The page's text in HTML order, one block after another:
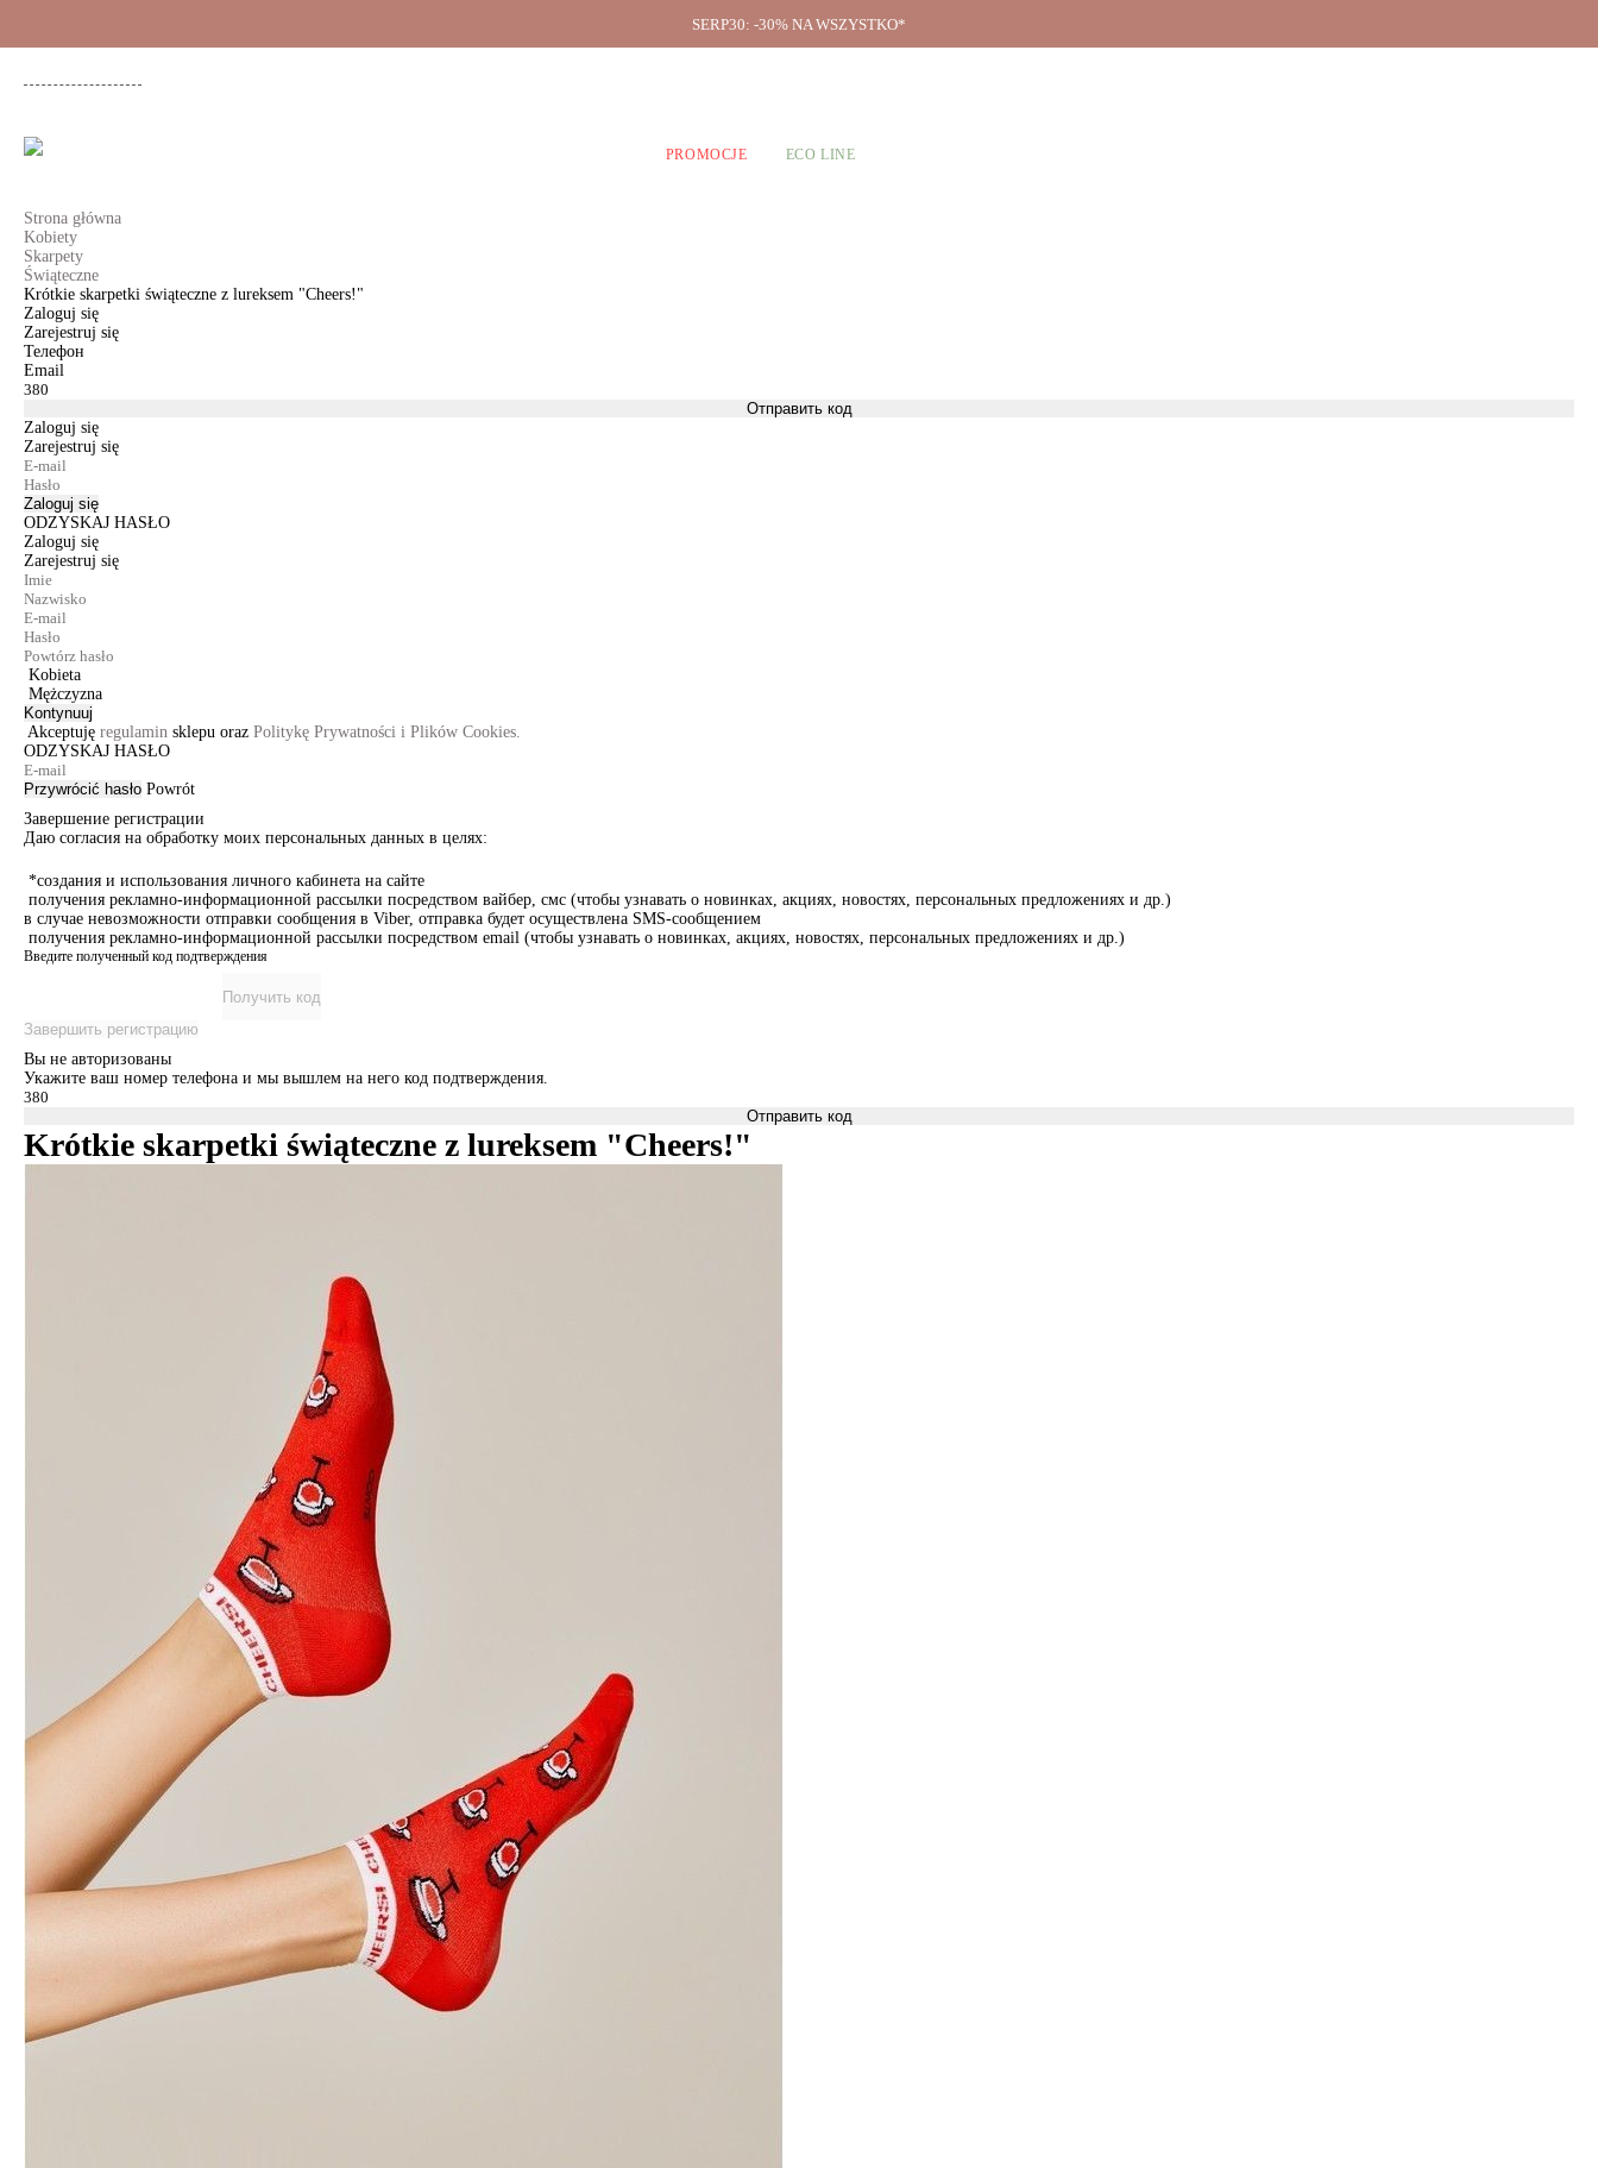
SERP30: -30% NA WSZYSTKO*
PROMOCJE ECO LINE
Strona główna
Kobiety
Skarpety
Świąteczne
Krótkie skarpetki świąteczne z lureksem "Cheers!"
Zaloguj się
Zarejestruj się
Телефон
Email
Отправить код
Zaloguj się
Zarejestruj się
Zaloguj się
ODZYSKAJ HASŁO
Zaloguj się
Zarejestruj się
Kobieta
Mężczyzna
Kontynuuj
Akceptuję regulamin sklepu oraz Politykę Prywatności i Plików Cookies.
ODZYSKAJ HASŁO
Przywrócić hasło Powrót
Завершение регистрации
Даю согласия на обработку моих персональных данных в целях:
*создания и использования личного кабинета на сайте
получения рекламно-информационной рассылки посредством вайбер, смс (чтобы узнавать о новинках, акциях, новостях, персональных предложениях и др.)
в случае невозможности отправки сообщения в Viber, отправка будет осуществлена SMS-сообщением
получения рекламно-информационной рассылки посредством email (чтобы узнавать о новинках, акциях, новостях, персональных предложениях и др.)
Введите полученный код подтверждения
Получить код
Завершить регистрацию
Вы не авторизованы
Укажите ваш номер телефона и мы вышлем на него код подтверждения.
Отправить код
Krótkie skarpetki świąteczne z lureksem "Cheers!"